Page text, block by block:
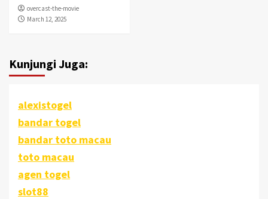
overcast-the-movie
March 12, 2025
Kunjungi Juga:
alexistogel
bandar togel
bandar toto macau
toto macau
agen togel
slot88